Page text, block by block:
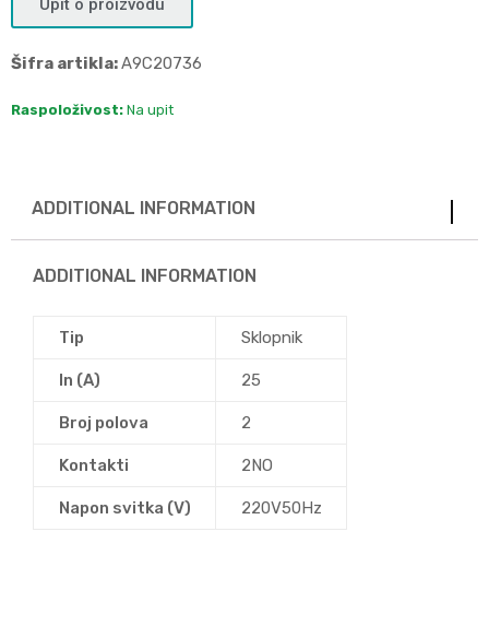
Upit o proizvodu
Šifra artikla:A9C20736
Raspoloživost: Na upit
ADDITIONAL INFORMATION
ADDITIONAL INFORMATION
Tip Sklopnik
In (A) 25
Broj polova 2
Kontakti 2NO
Napon svitka (V) 220V50Hz